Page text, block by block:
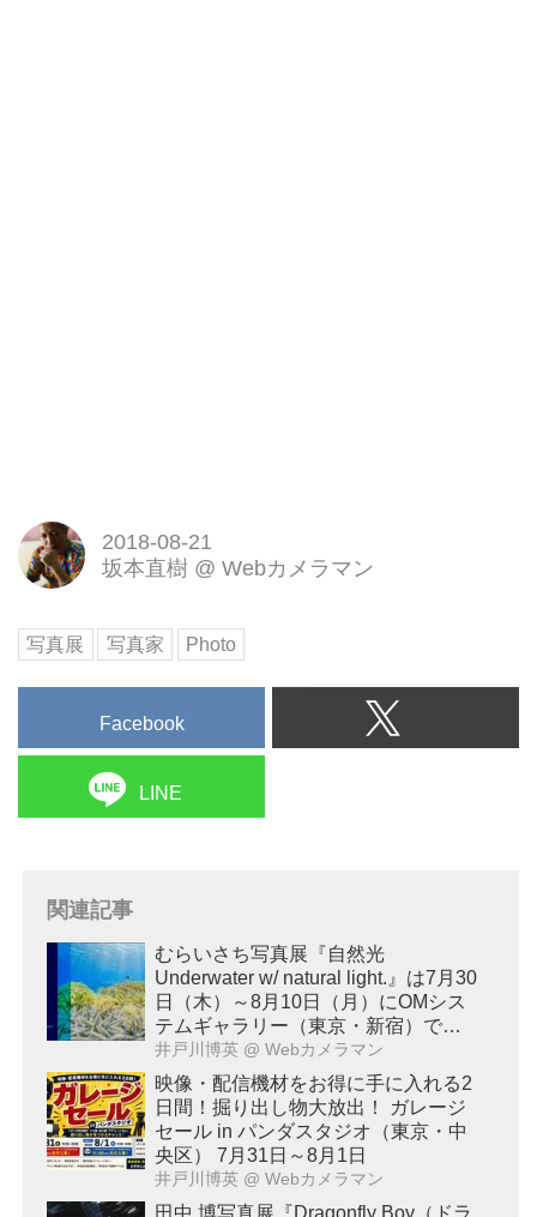
2018-08-21
坂本直樹 @ Webカメラマン
写真展 写真家 Photo
Facebook
LINE
関連記事
むらいさち写真展『自然光
Underwater w/ natural light.』は7月30
日（木）～8月10日（月）にOMシス
テムギャラリー（東京・新宿）で開
催！
井戸川博英 @ Webカメラマン
映像・配信機材をお得に手に入れる2
日間！掘り出し物大放出！ ガレージ
セール in パンダスタジオ（東京・中
央区） 7月31日～8月1日
井戸川博英 @ Webカメラマン